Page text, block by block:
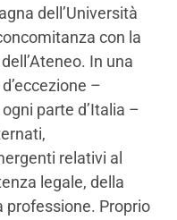
dell’Università
con la
In una
–
parte d’Italia –
relativi al
legale, della
professione. Proprio